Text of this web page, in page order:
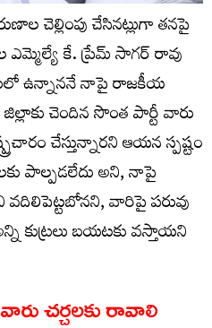
చెల్లింపు చేసినట్లుగా తనపై
కే. ప్రేమ్ సాగర్ రావు
ఉన్నాననే నాపై రాజకీయ
జిల్లాకు చెందిన సొంత పార్టీ వారు
చేస్తున్నారని ఆయన స్పష్టం
పాల్పడలేదు అని, నాపై
వదిలిపెట్టబోనని, వారిపై పరువు
కుట్రలు బయటకు వస్తాయని
చర్చలకు రావాలి